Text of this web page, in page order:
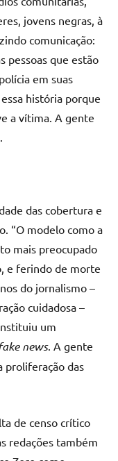
jovens negras, à
comunicação:
pessoas que estão
em suas
história porque
a vítima. A gente
das cobertura e
“O modelo como a
mais preocupado
e ferindo de morte
do jornalismo –
cuidadosa –
um
news. A gente
proliferação das
de censo crítico
redações também